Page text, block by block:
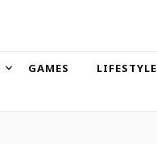
GAMES LIFESTYLE